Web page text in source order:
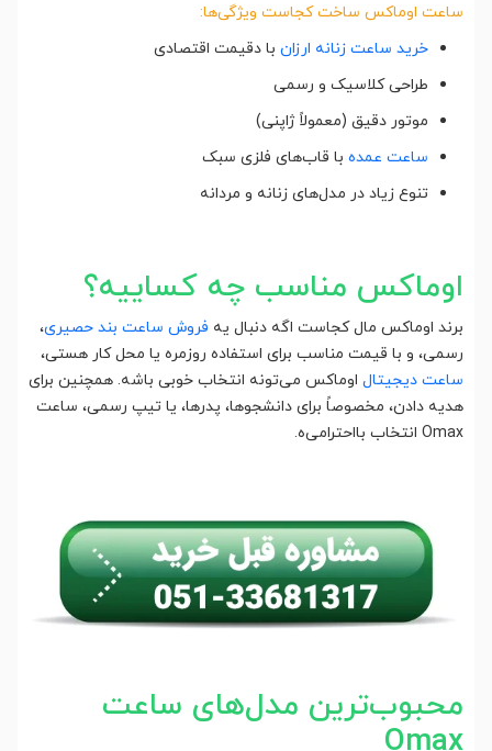
ساعت اوماکس ساخت کجاست ویژگی‌ها:
خرید ساعت زنانه ارزان با دقیمت اقتصادی
طراحی کلاسیک و رسمی
موتور دقیق (معمولاً ژاپنی)
ساعت عمده با قاب‌های فلزی سبک
تنوع زیاد در مدل‌های زنانه و مردانه
اوماکس مناسب چه کساییه؟
برند اوماکس مال کجاست اگه دنبال یه فروش ساعت بند حصیری،
رسمی، و با قیمت مناسب برای استفاده روزمره یا محل کار هستی،
ساعت دیجیتال اوماکس می‌تونه انتخاب خوبی باشه. همچنین برای
هدیه دادن، مخصوصاً برای دانشجوها، پدرها، یا تیپ رسمی، ساعت
Omax انتخاب بااحترامی‌ه.
محبوب‌ترین مدل‌های ساعت
Omax